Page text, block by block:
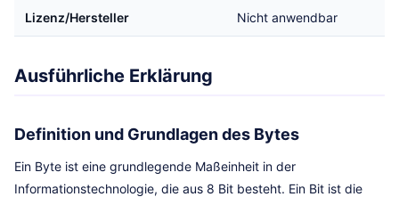
Lizenz/Hersteller Nicht anwendbar
Ausführliche Erklärung
Definition und Grundlagen des Bytes
Ein Byte ist eine grundlegende Maßeinheit in der
Informationstechnologie, die aus 8 Bit besteht. Ein Bit ist die